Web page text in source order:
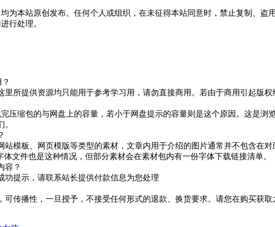
为本站原创发布。任何个人或组织，在未征得本站同意时，禁止复制、
行处理。
所提供资源均只能用于参考学习用，请勿直接商用。若由于商用引起版
压缩包的与网盘上的容量，若小于网盘提示的容量则是这个原因。这是浏
站模板、网页模版等类型的素材，文章内用于介绍的图片通常并不包含在
文件也是这种情况，但部分素材会在素材包内有一份字体下载链接清单。
容？
提示，请联系站长提供付款信息为您处理
可传播性，一旦授予，不接受任何形式的退款、换货要求。请您在购买获